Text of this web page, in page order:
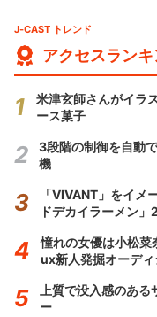
J-CAST トレンド
アクセスラン
米津玄師さんがイラ
ース菓子
3段階の制御を自動
機
「VIVANT」をイ
ドデカイラーメン」
憧れの女優は小松
ux新人発掘オーデ
上質で没入感のあ
ー